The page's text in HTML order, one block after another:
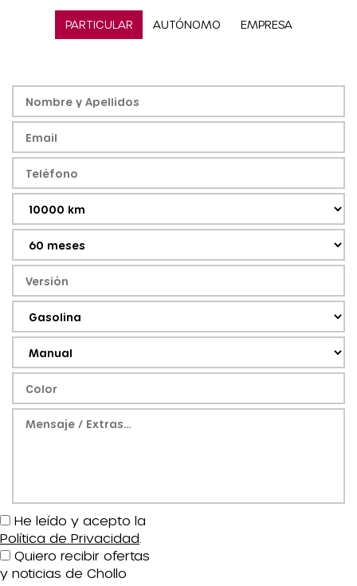
PARTICULAR AUTÓNOMO EMPRESA
He leído y acepto la
Política de Privacidad
Quiero recibir ofertas
y noticias de Chollo